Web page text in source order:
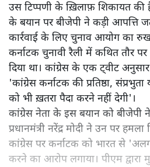
उस टिप्पणी के ख़िलाफ़ शिकायत की
के बयान पर बीजेपी ने कड़ी आपत्ति
कार्रवाई के लिए चुनाव आयोग का रुख
कर्नाटक चुनावी रैली में कथित तौर
दिया था। कांग्रेस के एक ट्वीट
'कांग्रेस कर्नाटक की प्रतिष्ठा,
को भी ख़तरा पैदा करने नहीं देगी'।
कांग्रेस नेता के इस बयान को बीजेपी
प्रधानमंत्री नरेंद्र मोदी ने उन पर हमला
कांग्रेस पर कर्नाटक को भारत से
करने का आरोप लगाया। पीएम द्वारा